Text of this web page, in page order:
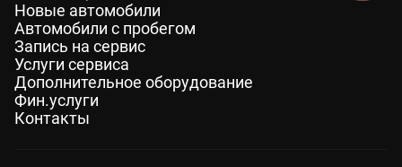
Новые автомобили
Автомобили с пробегом
Запись на сервис
Услуги сервиса
Дополнительное оборудование
Фин.услуги
Контакты